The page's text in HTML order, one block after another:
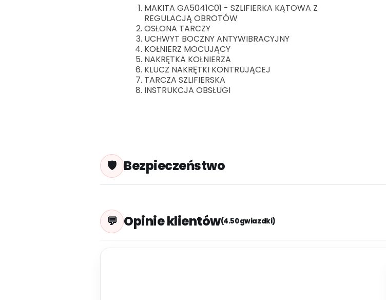
MAKITA GA5041C01 - SZLIFIERKA KĄTOWA Z
REGULACJĄ OBROTÓW
OSŁONA TARCZY
UCHWYT BOCZNY ANTYWIBRACYJNY
KOŁNIERZ MOCUJĄCY
NAKRĘTKA KOŁNIERZA
KLUCZ NAKRĘTKI KONTRUJĄCEJ
TARCZA SZLIFIERSKA
INSTRUKCJA OBSŁUGI
Bezpieczeństwo
Opinie klientów(4.50 gwiazdki)